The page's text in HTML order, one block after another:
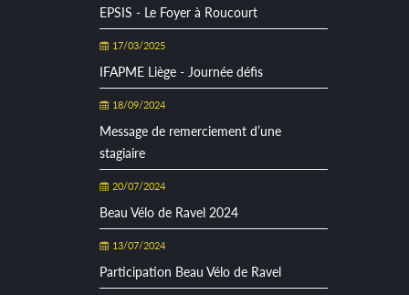
EPSIS - Le Foyer à Roucourt
17/03/2025
IFAPME Liège - Journée défis
18/09/2024
Message de remerciement d’une
stagiaire
20/07/2024
Beau Vélo de Ravel 2024
13/07/2024
Participation Beau Vélo de Ravel